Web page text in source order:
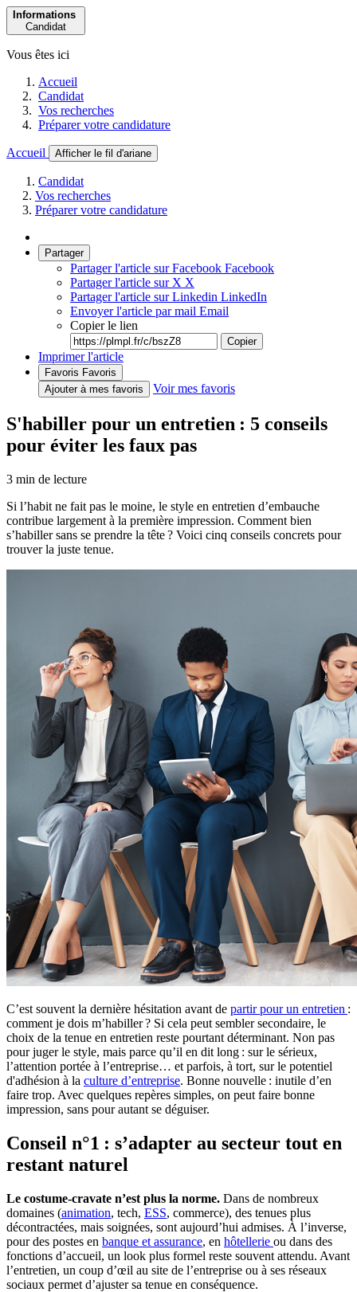
Informations
Candidat
Vous êtes ici
Accueil
Candidat
Vos recherches
Préparer votre candidature
Accueil Afficher le fil d'ariane
Candidat
Vos recherches
Préparer votre candidature
Partager
Partager l'article sur Facebook Facebook
Partager l'article sur X X
Partager l'article sur Linkedin LinkedIn
Envoyer l'article par mail Email
Copier le lien
Copier
Imprimer l'article
Favoris Favoris
Ajouter à mes favoris
Voir mes favoris
S'habiller pour un entretien : 5 conseils
pour éviter les faux pas
3 min de lecture
Si l’habit ne fait pas le moine, le style en entretien d’embauche
contribue largement à la première impression. Comment bien
s’habiller sans se prendre la tête ? Voici cinq conseils concrets pour
trouver la juste tenue.
C’est souvent la dernière hésitation avant de partir pour un entretien :
comment je dois m’habiller ? Si cela peut sembler secondaire, le
choix de la tenue en entretien reste pourtant déterminant. Non pas
pour juger le style, mais parce qu’il en dit long : sur le sérieux,
l’attention portée à l’entreprise… et parfois, à tort, sur le potentiel
d'adhésion à la culture d’entreprise. Bonne nouvelle : inutile d’en
faire trop. Avec quelques repères simples, on peut faire bonne
impression, sans pour autant se déguiser.
Conseil n°1 : s’adapter au secteur tout en
restant naturel
Le costume-cravate n’est plus la norme. Dans de nombreux
domaines (animation, tech, ESS, commerce), des tenues plus
décontractées, mais soignées, sont aujourd’hui admises. À l’inverse,
pour des postes en banque et assurance, en hôtellerie ou dans des
fonctions d’accueil, un look plus formel reste souvent attendu. Avant
l’entretien, un coup d’œil au site de l’entreprise ou à ses réseaux
sociaux permet d’ajuster sa tenue en conséquence.